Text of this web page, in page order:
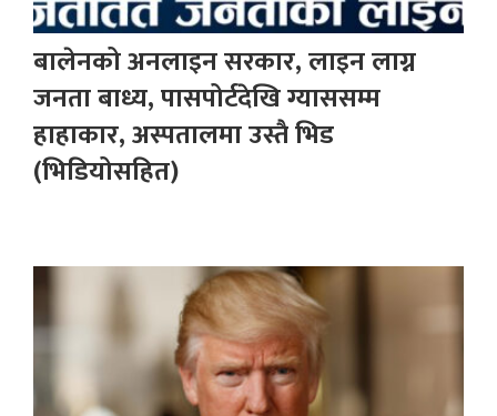
बालेनको अनलाइन सरकार, लाइन लाग्न
जनता बाध्य, पासपोर्टदेखि ग्याससम्म
हाहाकार, अस्पतालमा उस्तै भिड
(भिडियोसहित)